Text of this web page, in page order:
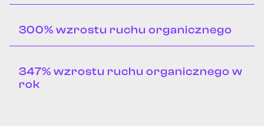
ogólnopolskie
Efekt współpracy Wzrost kliknięć o 575%
Przeczytaj o projekcie
300% wzrostu ruchu organicznego
kontynuowaliśmy współpracę, dostosowując strategię do
zmian w algorytmach Google i rosnącej konkurencji w
347% wzrostu ruchu organicznego w
rok